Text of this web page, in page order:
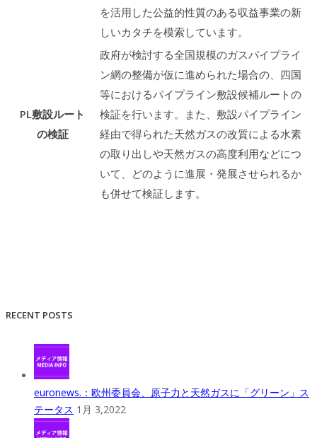
を活用した公益的性質のある収益事業の新
しいカタチを模索しています。
PL敷設ルート
の検証
政府が検討する全国規模のガスパイプライ
ン網の整備が仮に進められた場合の、四国
等におけるパイプライン敷設候補ルートの
検証を行います。また、敷設パイプライン
経由で得られた天然ガスの改質による水素
の取り出しや天然ガスの高度利用などにつ
いて、どのように進展・発展させられるか
も併せて検証します。
RECENT POSTS
euronews.：欧州委員会、原子力と天然ガスに「グリーン」ス
テータス 1月 3,2022